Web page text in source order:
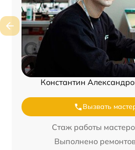
Константин
Вызвать
Стаж работы
Выполнено